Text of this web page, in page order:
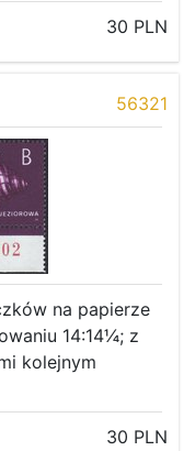
30 PLN
56321
na papierze
14:14¼; z
kolejnym
30 PLN